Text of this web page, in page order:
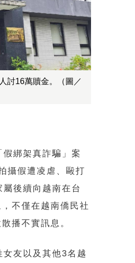
討16萬贖金。（圖／
綁架真詐騙」案
攝假遭凌虐、毆打
後續向越南在台
不僅在越南僑民社
播不實訊息。
友以及其他3名越